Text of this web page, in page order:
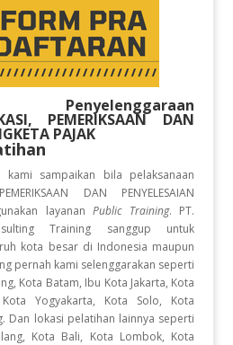
PEMERIKSAAN DAN
PAJAK
sampaikan bila pelaksanaan
DAN PENYELESAIAN
layananPublic Training. PT.
Training sanggup untuk
kota besar di Indonesia maupun
pernah kami selenggarakan seperti
Kota Batam, Ibu Kota Jakarta, Kota
Yogyakarta, Kota Solo, Kota
Dan lokasi pelatihan lainnya seperti
Kota Bali, Kota Lombok, Kota